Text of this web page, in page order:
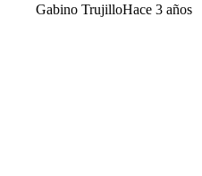
Gabino TrujilloHace 3 años